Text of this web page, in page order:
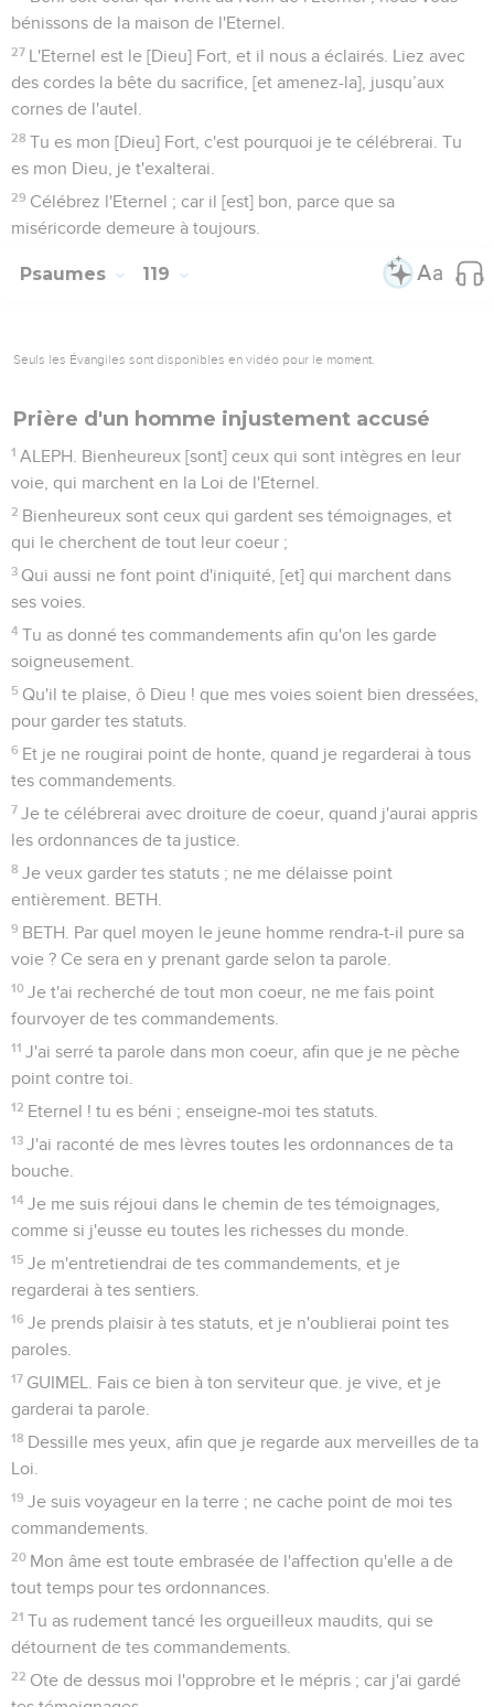
bénissons de la maison de l'Eternel.
27 L'Eternel est le [Dieu] Fort, et il nous a éclairés. Liez avec
des cordes la bête du sacrifice, [et amenez-la], jusqu’aux
cornes de l'autel.
28 Tu es mon [Dieu] Fort, c'est pourquoi je te célébrerai. Tu
es mon Dieu, je t'exalterai.
29 Célébrez l'Eternel ; car il [est] bon, parce que sa
miséricorde demeure à toujours.
Psaumes 119
Seuls les Évangiles sont disponibles en vidéo pour le moment.
Prière d'un homme injustement accusé
1 ALEPH. Bienheureux [sont] ceux qui sont intègres en leur
voie, qui marchent en la Loi de l'Eternel.
2 Bienheureux sont ceux qui gardent ses témoignages, et
qui le cherchent de tout leur coeur ;
3 Qui aussi ne font point d'iniquité, [et] qui marchent dans
ses voies.
4 Tu as donné tes commandements afin qu'on les garde
soigneusement.
5 Qu'il te plaise, ô Dieu ! que mes voies soient bien dressées,
pour garder tes statuts.
6 Et je ne rougirai point de honte, quand je regarderai à tous
tes commandements.
7 Je te célébrerai avec droiture de coeur, quand j'aurai appris
les ordonnances de ta justice.
8 Je veux garder tes statuts ; ne me délaisse point
entièrement. BETH.
9 BETH. Par quel moyen le jeune homme rendra-t-il pure sa
voie ? Ce sera en y prenant garde selon ta parole.
10 Je t'ai recherché de tout mon coeur, ne me fais point
fourvoyer de tes commandements.
11 J'ai serré ta parole dans mon coeur, afin que je ne pèche
point contre toi.
12 Eternel ! tu es béni ; enseigne-moi tes statuts.
13 J'ai raconté de mes lèvres toutes les ordonnances de ta
bouche.
14 Je me suis réjoui dans le chemin de tes témoignages,
comme si j'eusse eu toutes les richesses du monde.
15 Je m'entretiendrai de tes commandements, et je
regarderai à tes sentiers.
16 Je prends plaisir à tes statuts, et je n'oublierai point tes
paroles.
17 GUIMEL. Fais ce bien à ton serviteur que. je vive, et je
garderai ta parole.
18 Dessille mes yeux, afin que je regarde aux merveilles de ta
Loi.
19 Je suis voyageur en la terre ; ne cache point de moi tes
commandements.
20 Mon âme est toute embrasée de l'affection qu'elle a de
tout temps pour tes ordonnances.
21 Tu as rudement tancé les orgueilleux maudits, qui se
détournent de tes commandements.
22 Ote de dessus moi l'opprobre et le mépris ; car j'ai gardé